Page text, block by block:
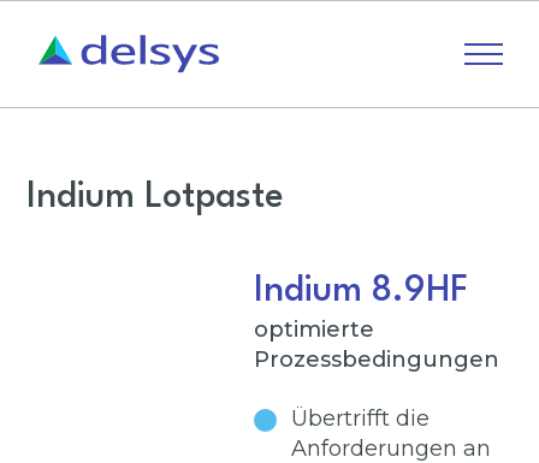
Indium Lotpaste
Indium 8.9HF
optimierte
Prozessbedingungen
Übertrifft die
Anforderungen an